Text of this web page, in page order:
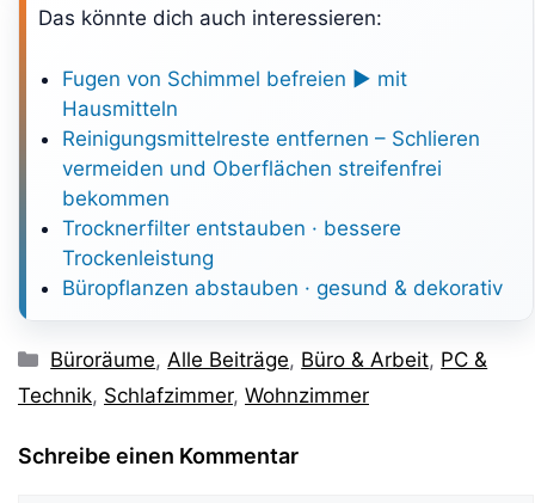
Das könnte dich auch interessieren:
Fugen von Schimmel befreien ► mit
Hausmitteln
Reinigungsmittelreste entfernen – Schlieren
vermeiden und Oberflächen streifenfrei
bekommen
Trocknerfilter entstauben · bessere
Trockenleistung
Büropflanzen abstauben · gesund & dekorativ
Kategorien
Büroräume, Alle Beiträge, Büro & Arbeit, PC &
Technik, Schlafzimmer, Wohnzimmer
Schreibe einen Kommentar